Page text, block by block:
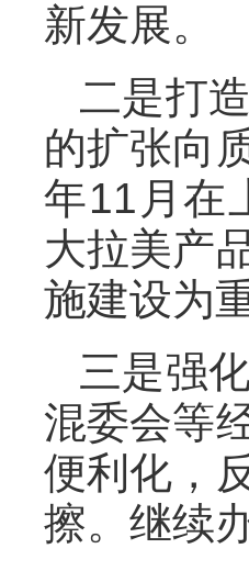
新发展。
二是打
的扩张向
年11月在
大拉美产
施建设为
三是强
混委会等
便利化，
擦。继续